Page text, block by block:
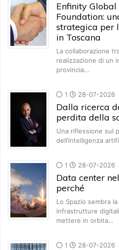
Enfinity
Foundation:
strategica per
in Toscana
La collaborazione
realizzazione di un
provincia…
1 28-07-2026
Dalla ricerca
perdita della
Una riflessione sul
dell’intelligenza
1 28-07-2026
Data center
perché
Lo Spazio sembra
infrastrutture
mettere in orbita…
1 28-07-2026